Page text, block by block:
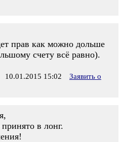
прав как можно дольше
счету всё равно).
10.01.2015 15:02
Заявить о
в лонг.